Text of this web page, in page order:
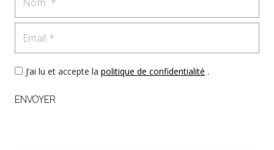
J’ai lu et accepte la politique de confidentialité .
ENVOYER